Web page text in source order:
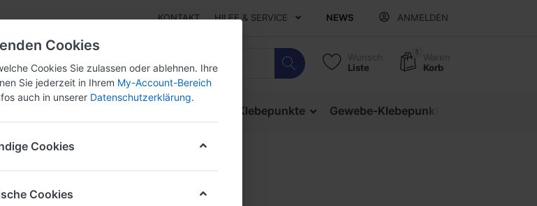
KONTAKT HILFE & SERVICE NEWS ANMELDEN
Wunsch
Liste
1
Waren
Korb
Doppelseitige Klebepunkte Gewebe-Klebepunkte
Cookies
Cookies Sie zulassen oder ablehnen. Ihre
Sie jederzeit in Ihrem My-Account-Bereich
auch in unserer Datenschutzerklärung.
Cookies
Cookies